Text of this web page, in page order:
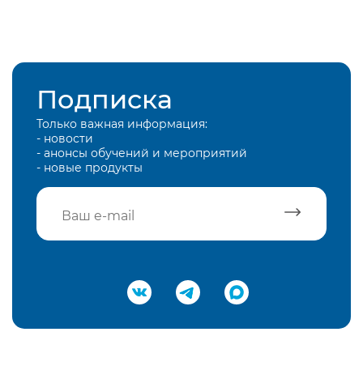
Подписка
Только важная информация:
- новости
- анонсы обучений и мероприятий
- новые продукты
Подтвердить e-mail